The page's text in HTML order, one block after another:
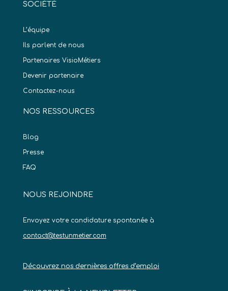
SOCIÉTÉ
L’équipe
Ils parlent de nous
Partenaires VisioMétiers
Devenir partenaire
Contactez-nous
NOS RESSOURCES
Blog
Presse
FAQ
NOUS REJOINDRE
Envoyez votre candidature spontanée à
contact@testunmetier.com
Découvrez nos dernières offres d’emploi